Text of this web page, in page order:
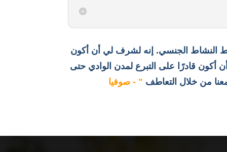
النشاط الجنسي. إنه لشرف لي أن أكون
قادرًا على التبرع لمدن الوادي حتى
من خلال التعاطف " - صوفيا